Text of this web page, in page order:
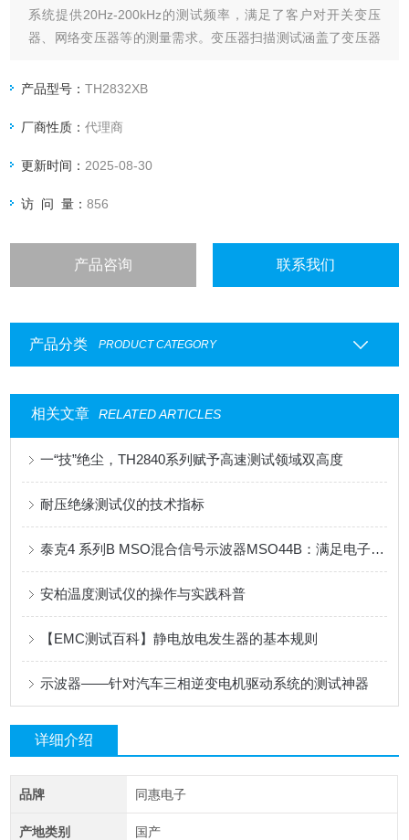
系统提供20Hz-200kHz的测试频率，满足了客户对开关变压
器、网络变压器等的测量需求。变压器扫描测试涵盖了变压器
和查看，以便客户全面掌握继电器的使用状况，及时更换。
产品型号：TH2832XB
厂商性质：代理商
更新时间： 2025-08-30
访 问 量：856
产品咨询 联系我们
产品分类 PRODUCT CATEGORY
相关文章 RELATED ARTICLES
一“技”绝尘，TH2840系列赋予高速测试领域双高度
耐压绝缘测试仪的技术指标
泰克4 系列B MSO混合信号示波器MSO44B：满足电子工程师的高性能示波器需求
安柏温度测试仪的操作与实践科普
【EMC测试百科】静电放电发生器的基本规则
示波器——针对汽车三相逆变电机驱动系统的测试神器
详细介绍
品牌 同惠电子
产地类别 国产